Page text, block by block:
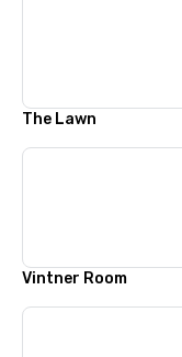
The Lawn
Vintner Room